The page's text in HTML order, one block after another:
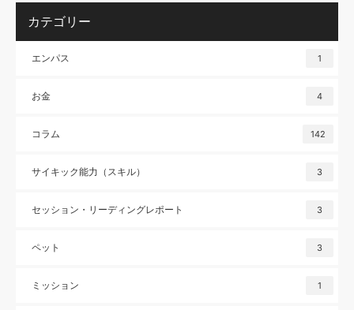
カテゴリー
エンパス 1
お金 4
コラム 142
サイキック能力（スキル） 3
セッション・リーディングレポート 3
ペット 3
ミッション 1